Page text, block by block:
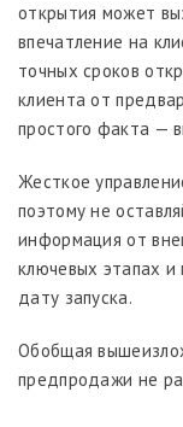
открытия может
впечатление на
точных сроков
клиента от
простого факта —
Жесткое
поэтому не
информация от
ключевых этапах и
дату запуска.
Обобщая
предпродажи не